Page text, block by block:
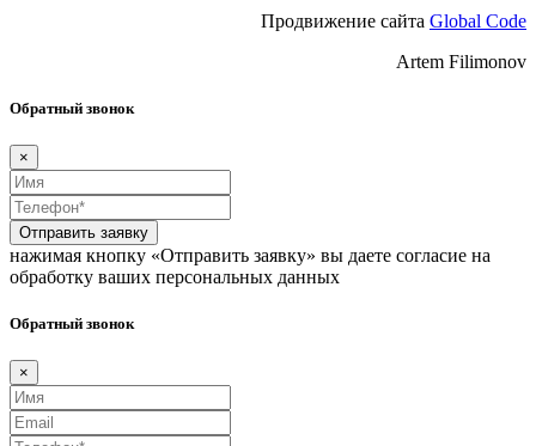
Продвижение сайта Global Code
Artem Filimonov
Обратный звонок
×
Отправить заявку
нажимая кнопку «Отправить заявку» вы даете согласие на
обработку ваших персональных данных
Обратный звонок
×